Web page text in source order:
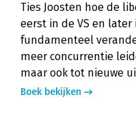
Ties Joosten hoe de
eerst in de VS en later
fundamenteel
meer concurrentie
maar ook tot nieuwe
Boek bekijken